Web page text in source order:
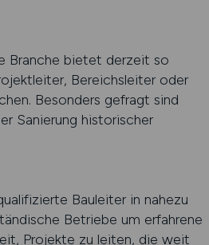
Branche bietet derzeit so
Bereichsleiter oder
Besonders gefragt sind
Sanierung historischer
Bauleiter in nahezu
Betriebe um erfahrene
Projekte zu leiten, die weit